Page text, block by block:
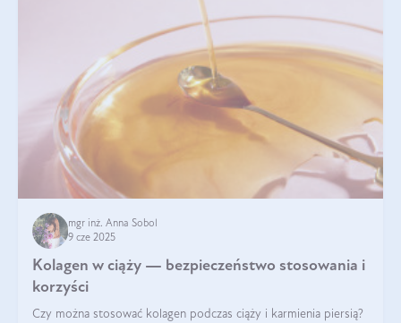
mgr inż. Anna Sobol
9 cze 2025
Kolagen w ciąży — bezpieczeństwo stosowania i
korzyści
Czy można stosować kolagen podczas ciąży i karmienia piersią?